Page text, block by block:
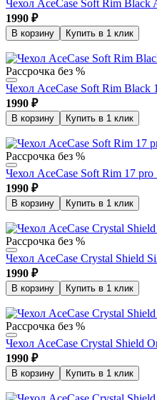
Чехол AceCase Soft Rim Black
1990 ₽
В корзину Купить в 1 клик
Рассрочка без %
Чехол AceCase Soft Rim Black
1990 ₽
В корзину Купить в 1 клик
Рассрочка без %
Чехол AceCase Soft Rim 17 pro
1990 ₽
В корзину Купить в 1 клик
Рассрочка без %
Чехол AceCase Crystal Shield
1990 ₽
В корзину Купить в 1 клик
Рассрочка без %
Чехол AceCase Crystal Shield
1990 ₽
В корзину Купить в 1 клик